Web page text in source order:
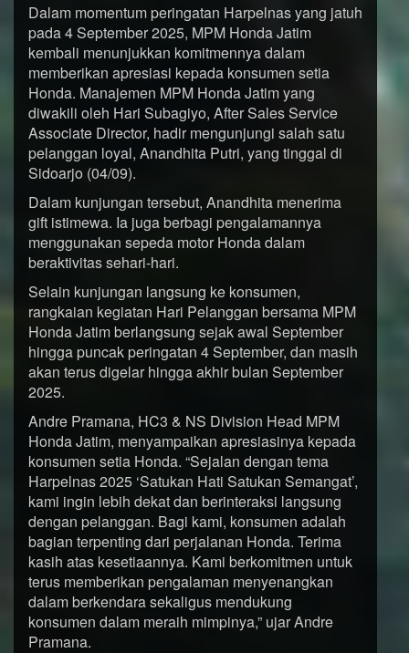
Dalam momentum peringatan Harpelnas yang jatuh
pada 4 September 2025, MPM Honda Jatim
kembali menunjukkan komitmennya dalam
memberikan apresiasi kepada konsumen setia
Honda. Manajemen MPM Honda Jatim yang
diwakili oleh Hari Subagiyo, After Sales Service
Associate Director, hadir mengunjungi salah satu
pelanggan loyal, Anandhita Putri, yang tinggal di
Sidoarjo (04/09).
Dalam kunjungan tersebut, Anandhita menerima
gift istimewa. Ia juga berbagi pengalamannya
menggunakan sepeda motor Honda dalam
beraktivitas sehari-hari.
Selain kunjungan langsung ke konsumen,
rangkaian kegiatan Hari Pelanggan bersama MPM
Honda Jatim berlangsung sejak awal September
hingga puncak peringatan 4 September, dan masih
akan terus digelar hingga akhir bulan September
2025.
Andre Pramana, HC3 & NS Division Head MPM
Honda Jatim, menyampaikan apresiasinya kepada
konsumen setia Honda. “Sejalan dengan tema
Harpelnas 2025 ‘Satukan Hati Satukan Semangat’,
kami ingin lebih dekat dan berinteraksi langsung
dengan pelanggan. Bagi kami, konsumen adalah
bagian terpenting dari perjalanan Honda. Terima
kasih atas kesetiaannya. Kami berkomitmen untuk
terus memberikan pengalaman menyenangkan
dalam berkendara sekaligus mendukung
konsumen dalam meraih mimpinya,” ujar Andre
Pramana.